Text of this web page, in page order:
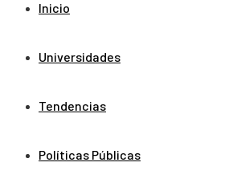
Inicio
Universidades
Tendencias
Políticas Públicas